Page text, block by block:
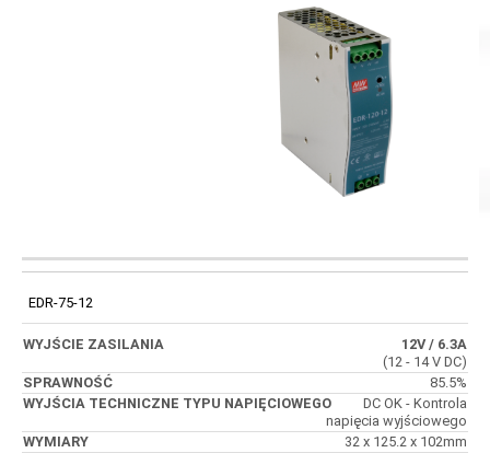
WYJŚCIE
WYJŚCIA
TECHNICZNE
EDR-75-12
12V/ 6.3A
(12 - 14 V DC)
85.5%
DC OK - Kontrola
napięcia wyjściowego
32 x 125.2 x 102mm